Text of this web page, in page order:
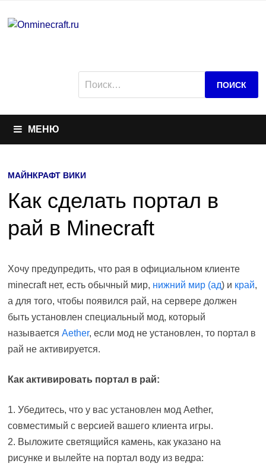
МЕНЮ
МАЙНКРАФТ ВИКИ
Как сделать портал в
рай в Minecraft
Хочу предупредить, что рая в официальном клиенте
minecraft нет, есть обычный мир, нижний мир (ад) и край,
а для того, чтобы появился рай, на сервере должен
быть установлен специальный мод, который
называетсяAether, если мод не установлен, то портал в
рай не активируется.
Как активировать портал в рай:
1. Убедитесь, что у вас установлен мод Aether,
совместимый с версией вашего клиента игры.
2. Выложите светящийся камень, как указано на
рисунке и вылейте на портал воду из ведра: